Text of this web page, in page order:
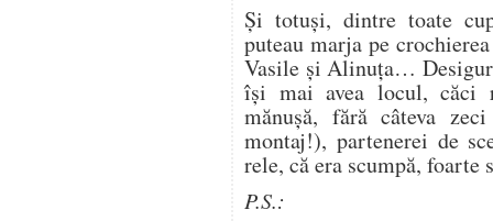
Și totuși, dintre toate
puteau marja pe
Vasile și Alinuța…
își mai avea locul, căci
mănușă, fără câteva
montaj!), partenerei de
rele, că era scumpă,
P.S.: